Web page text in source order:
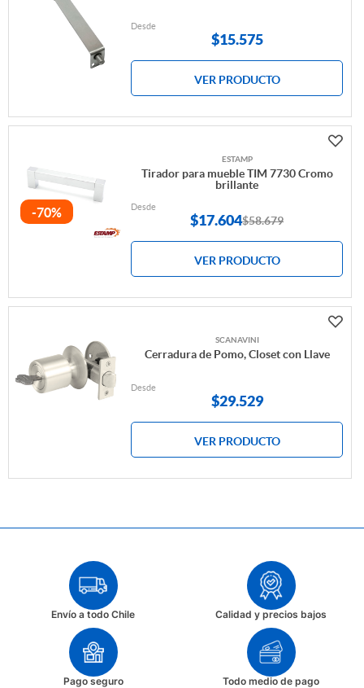
Desde
$15.575
VER PRODUCTO
-70%
ESTAMP
Tirador para mueble TIM 7730 Cromo
brillante
Desde
$17.604$58.679
VER PRODUCTO
SCANAVINI
Cerradura de Pomo, Closet con Llave
Desde
$29.529
VER PRODUCTO
Envío a todo Chile Calidad y precios bajos
Pago seguro Todo medio de pago